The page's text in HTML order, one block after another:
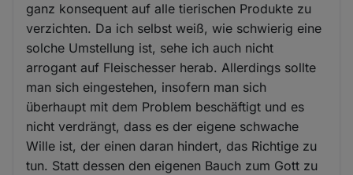
ganz konsequent auf alle tierischen Produkte zu
verzichten. Da ich selbst weiß, wie schwierig eine
solche Umstellung ist, sehe ich auch nicht
arrogant auf Fleischesser herab. Allerdings sollte
man sich eingestehen, insofern man sich
überhaupt mit dem Problem beschäftigt und es
nicht verdrängt, dass es der eigene schwache
Wille ist, der einen daran hindert, das Richtige zu
tun. Statt dessen den eigenen Bauch zum Gott zu